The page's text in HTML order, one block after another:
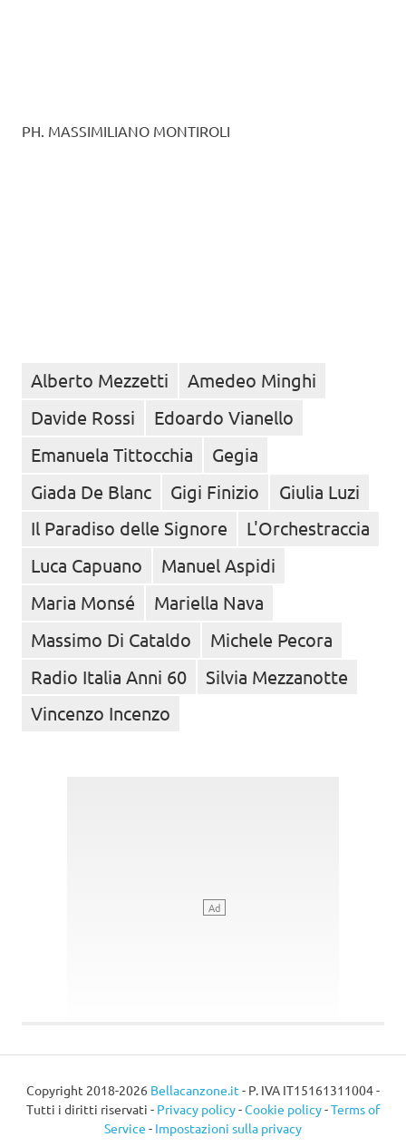
PH. MASSIMILIANO MONTIROLI
Alberto Mezzetti
Amedeo Minghi
Davide Rossi
Edoardo Vianello
Emanuela Tittocchia
Gegia
Giada De Blanc
Gigi Finizio
Giulia Luzi
Il Paradiso delle Signore
L'Orchestraccia
Luca Capuano
Manuel Aspidi
Maria Monsé
Mariella Nava
Massimo Di Cataldo
Michele Pecora
Radio Italia Anni 60
Silvia Mezzanotte
Vincenzo Incenzo
Copyright 2018-2026 Bellacanzone.it - P. IVA IT15161311004 -
Tutti i diritti riservati - Privacy policy-Cookie policy-Terms of
Service - Impostazioni sulla privacy